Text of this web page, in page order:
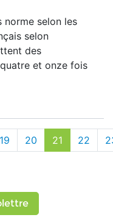
norme selon les
selon
des
et onze fois
19 20 21 22